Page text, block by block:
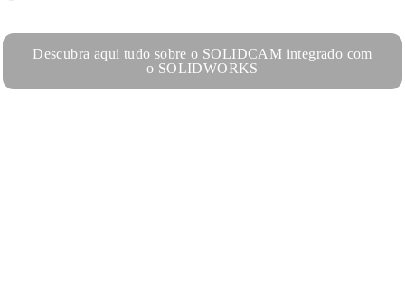
Descubra aqui tudo sobre o SOLIDCAM integrado com
o SOLIDWORKS